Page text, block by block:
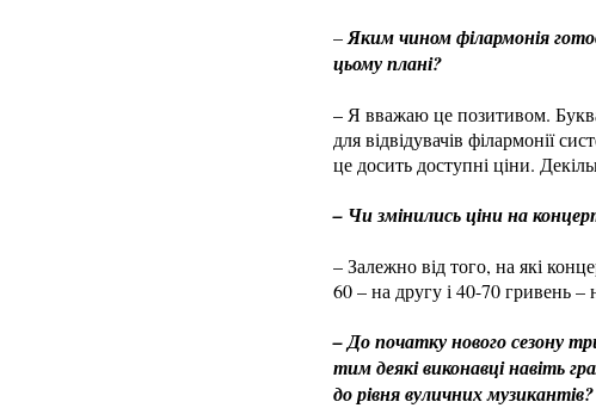
–Яким чином філармонія
цьому плані?
– Я вважаю це позитивом.
для відвідувачів філармонії
це досить доступні ціни.
– Чи змінились ціни на
– Залежно від того, на які
60 – на другу і 40-70 гривень –
– До початку нового сезону
тим деякі виконавці навіть
до рівня вуличних музикантів?